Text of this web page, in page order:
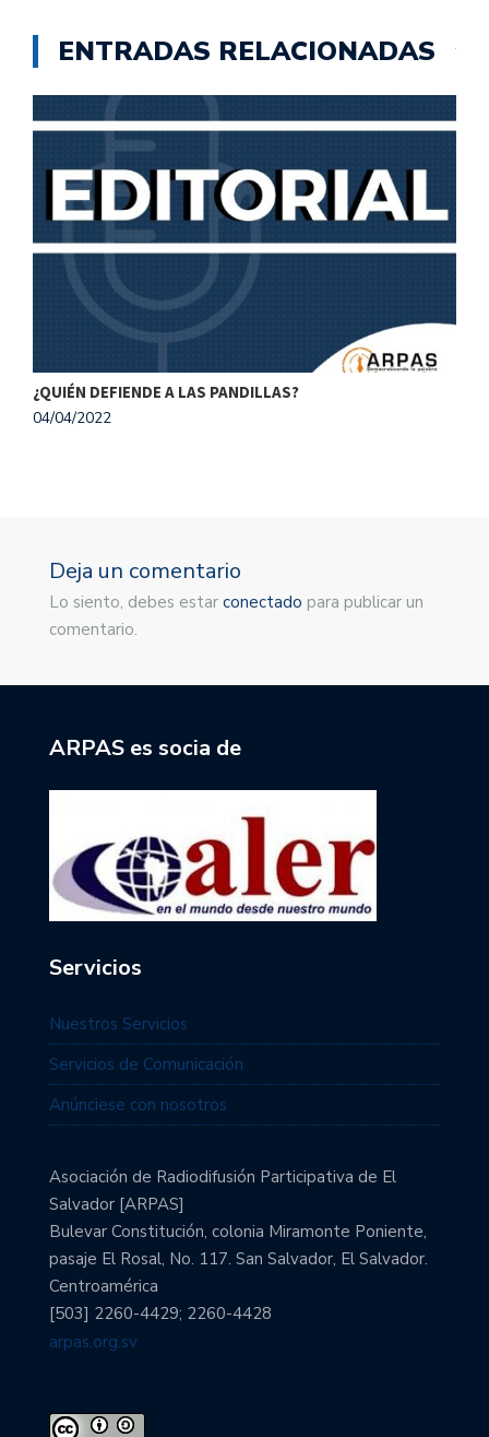
ENTRADAS RELACIONADAS
¿QUIÉN DEFIENDE A LAS PANDILLAS?
04/04/2022
Deja un comentario
Lo siento, debes estar conectado para publicar un
comentario.
ARPAS es socia de
Servicios
Nuestros Servicios
Servicios de Comunicación
Anúnciese con nosotros
Asociación de Radiodifusión Participativa de El
Salvador [ARPAS]
Bulevar Constitución, colonia Miramonte Poniente,
pasaje El Rosal, No. 117. San Salvador, El Salvador.
Centroamérica
[503] 2260-4429; 2260-4428
arpas.org.sv